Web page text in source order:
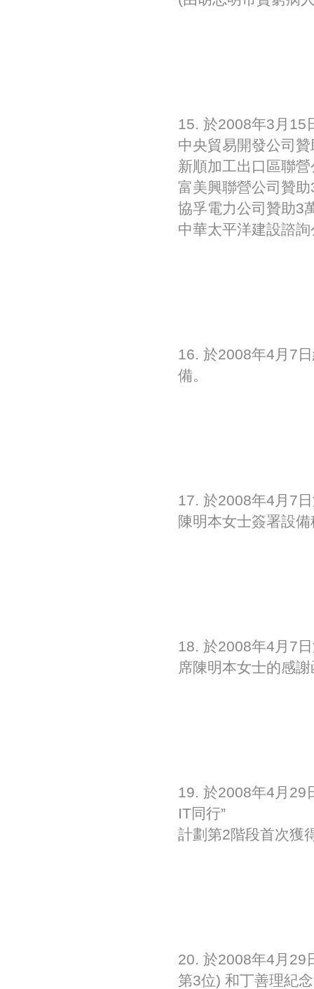
15. 於2008年3月15
中央貿易開發公司
新順加工出口區聯
富美興聯營公司贊
協孚電力公司贊助3
中華太平洋建設諮
16. 於2008年4月7
備。
17. 於2008年4月7
陳明本女士簽署設
18. 於2008年4月7
席陳明本女士的感謝
19. 於2008年4月29
IT同行”
計劃第2階段首次獲
20. 於2008年4月29
第3位) 和丁善理紀